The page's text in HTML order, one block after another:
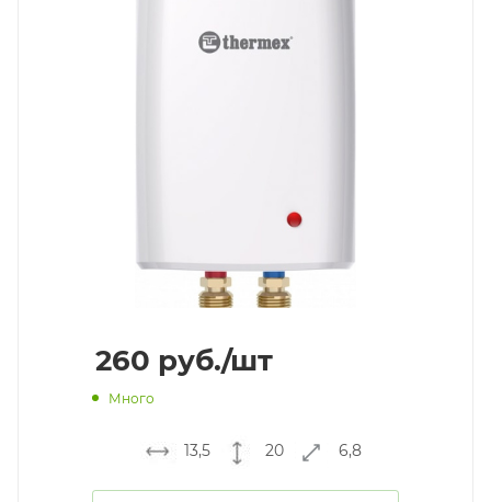
260 руб./шт
Много
13,5 20 6,8